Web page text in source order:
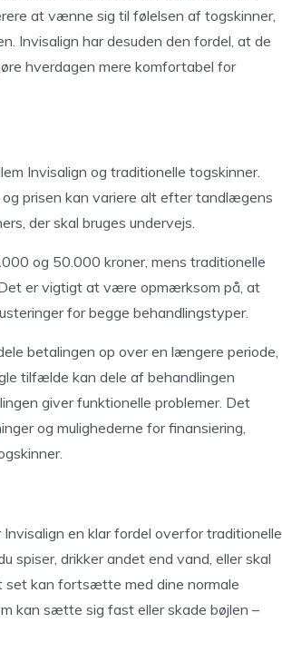
at vænne sig til følelsen af togskinner,
Invisalign har desuden den fordel, at de
hverdagen mere komfortabel for
Invisalign og traditionelle togskinner.
og prisen kan variere alt efter tandlægens
der skal bruges undervejs.
og 50.000 kroner, mens traditionelle
er vigtigt at være opmærksom på, at
for begge behandlingstyper.
betalingen op over en længere periode,
tilfælde kan dele af behandlingen
giver funktionelle problemer. Det
og mulighederne for finansiering,
en klar fordel overfor traditionelle
spiser, drikker andet end vand, eller skal
kan fortsætte med dine normale
kan sætte sig fast eller skade bøjlen –